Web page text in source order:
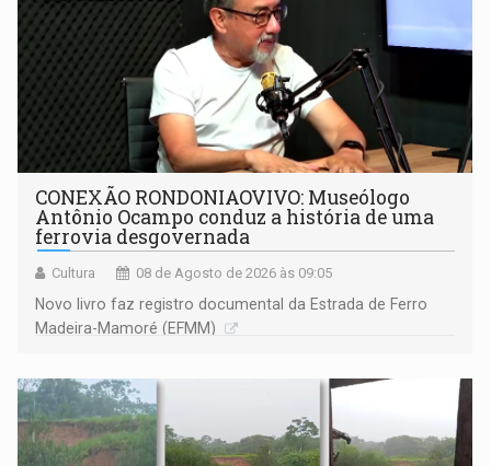
CONEXÃO RONDONIAOVIVO: Museólogo
Antônio Ocampo conduz a história de uma
ferrovia desgovernada
Cultura 08 de Agosto de 2026 às 09:05
Novo livro faz registro documental da Estrada de Ferro
Madeira-Mamoré (EFMM)